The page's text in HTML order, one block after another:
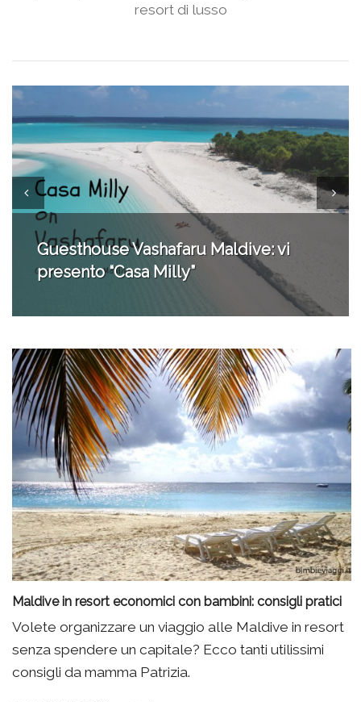
resort di lusso
Tour operator Maldive: la nostra
scelta è Maldives Sunny Isles (e Atoll
Adventure)
Maldive in resort economici con bambini: consigli pratici
Volete organizzare un viaggio alle Maldive in resort
senza spendere un capitale? Ecco tanti utilissimi
consigli da mamma Patrizia.